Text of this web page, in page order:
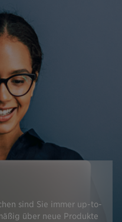
sind Sie immer up-to-
über neue Produkte